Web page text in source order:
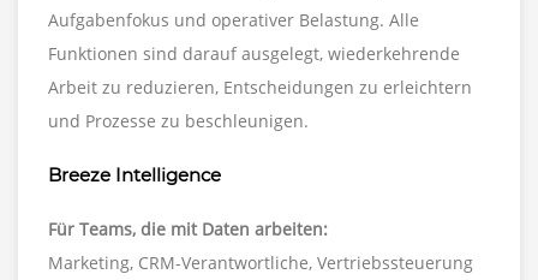
Aufgabenfokus und operativer Belastung. Alle
Funktionen sind darauf ausgelegt, wiederkehrende
Arbeit zu reduzieren, Entscheidungen zu erleichtern
und Prozesse zu beschleunigen.
Breeze Intelligence
Für Teams, die mit Daten arbeiten:
Marketing, CRM-Verantwortliche, Vertriebssteuerung